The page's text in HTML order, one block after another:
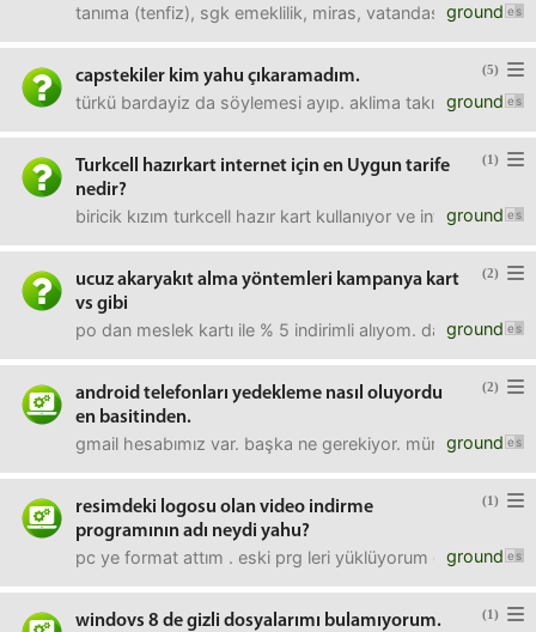
ground
tanıma (tenfiz), sgk emeklilik, miras, vatandaşlık, mal
(5)
capstekiler kim yahu çıkaramadım.
ground
türkü bardayiz da söylemesi ayıp. aklima takıldı.
(1)
Turkcell hazırkart internet için en Uygun tarife
nedir?
ground
biricik kızım turkcell hazır kart kullanıyor ve internet
(2)
ucuz akaryakıt alma yöntemleri kampanya kart
vs gibi
ground
po dan meslek kartı ile % 5 indirimli alıyom. daha da
(2)
android telefonları yedekleme nasıl oluyordu
en basitinden.
ground
gmail hesabımız var. başka ne gerekiyor. mümkünse biraz
(1)
resimdeki logosu olan video indirme
programının adı neydi yahu?
ground
pc ye format attım . eski prg leri yüklüyorum da adını
(1)
windovs 8 de gizli dosyalarımı bulamıyorum.